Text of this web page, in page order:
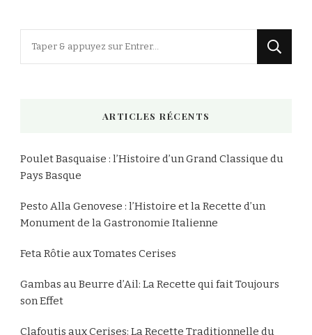
ARTICLES RÉCENTS
Poulet Basquaise : l’Histoire d’un Grand Classique du
Pays Basque
Pesto Alla Genovese : l’Histoire et la Recette d’un
Monument de la Gastronomie Italienne
Feta Rôtie aux Tomates Cerises
Gambas au Beurre d’Ail: La Recette qui fait Toujours
son Effet
Clafoutis aux Cerises: La Recette Traditionnelle du